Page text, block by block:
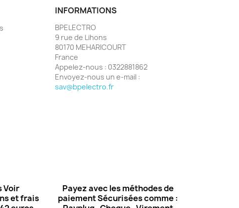
INFORMATIONS
BPELECTRO
9 rue de Lihons
80170 MEHARICOURT
France
Appelez-nous : 0322881862
Envoyez-nous un e-mail :
sav@bpelectro.fr
Voir
et frais
Payez avec les méthodes de
paiement Sécurisées comme :